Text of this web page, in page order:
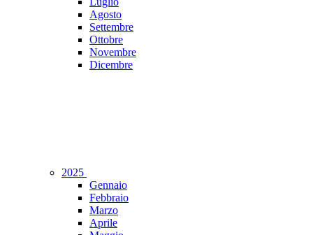
Agosto
Settembre
Ottobre
Novembre
Dicembre
2025
Gennaio
Febbraio
Marzo
Aprile